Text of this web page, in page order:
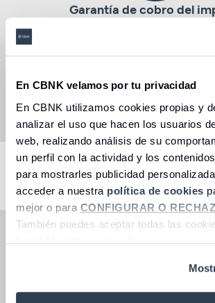
En CBNK velamos por tu privacidad
En CBNK utilizamos cookies propias y
analizar el uso que hacen los usuarios
web, realizando análisis de su
un perfil con la actividad y los
para mostrarles publicidad
acceder a nuestra política de cookies
mejor o para CONFIGURAR O
También puedes aceptar todas las
botón “Aceptar cookies”.
Garantía de cobro del
Garantía de cobro del
impagados o devueltos por parte
para el siguiente
incluyendo
4 horas de limpieza y
cerradura.
Seleccione una opción